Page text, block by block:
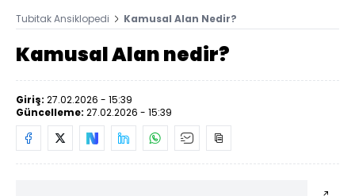
Tubitak Ansiklopedi Kamusal Alan Nedir?
Kamusal Alan nedir?
Giriş: 27.02.2026 - 15:39
Güncelleme: 27.02.2026 - 15:39